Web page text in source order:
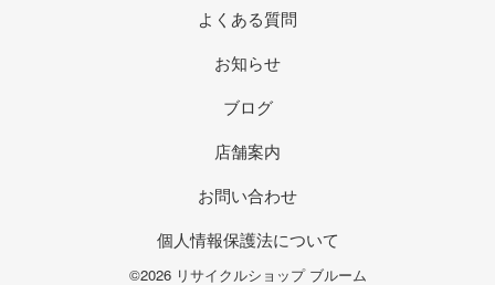
よくある質問
お知らせ
ブログ
店舗案内
お問い合わせ
個人情報保護法について
©2026 リサイクルショップ ブルーム